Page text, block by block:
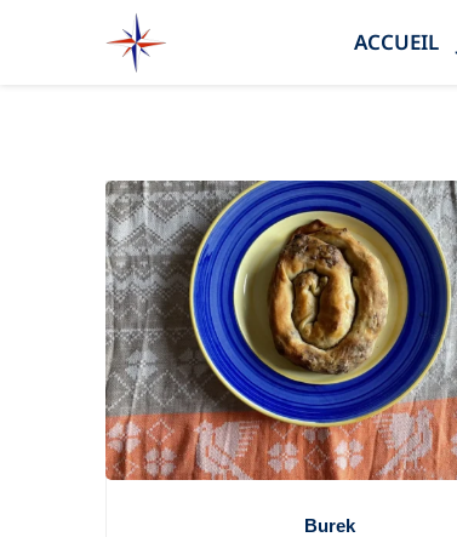
ACCUEIL
Burek